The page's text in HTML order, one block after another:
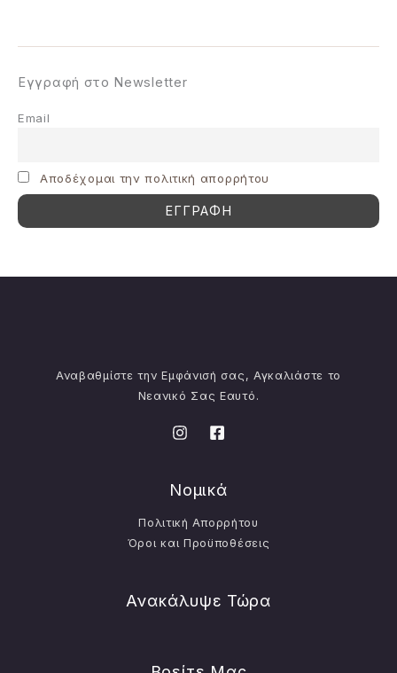
Εγγραφή στο Newsletter
Email
Aποδέχομαι την πολιτική απορρήτου
Αναβαθμίστε την Εμφάνισή σας, Αγκαλιάστε το
Νεανικό Σας Εαυτό.
Νομικά
Πολιτική Απορρήτου
Όροι και Προϋποθέσεις
Ανακάλυψε Τώρα